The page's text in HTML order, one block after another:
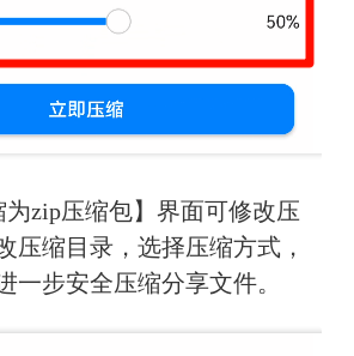
为zip压缩包】界面可修改压
压缩目录，选择压缩方式，
一步安全压缩分享文件。